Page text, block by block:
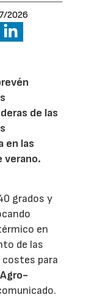
2026
de las
en las
verano.
grados y
en
de las
costes para